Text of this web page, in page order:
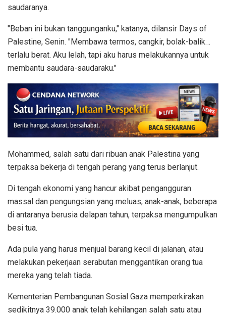
saudaranya.
"Beban ini bukan tanggunganku," katanya, dilansir Days of
Palestine, Senin. "Membawa termos, cangkir, bolak-balik…
terlalu berat. Aku lelah, tapi aku harus melakukannya untuk
membantu saudara-saudaraku."
Mohammed, salah satu dari ribuan anak Palestina yang
terpaksa bekerja di tengah perang yang terus berlanjut.
Di tengah ekonomi yang hancur akibat pengangguran
massal dan pengungsian yang meluas, anak-anak, beberapa
di antaranya berusia delapan tahun, terpaksa mengumpulkan
besi tua.
Ada pula yang harus menjual barang kecil di jalanan, atau
melakukan pekerjaan serabutan menggantikan orang tua
mereka yang telah tiada.
Kementerian Pembangunan Sosial Gaza memperkirakan
sedikitnya 39.000 anak telah kehilangan salah satu atau